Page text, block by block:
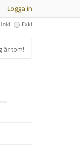
Logga in
Inkl Exkl
är tom!